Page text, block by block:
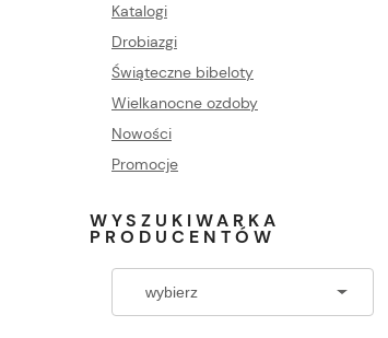
Katalogi
Drobiazgi
Świąteczne bibeloty
Wielkanocne ozdoby
Nowości
Promocje
WYSZUKIWARKA
PRODUCENTÓW